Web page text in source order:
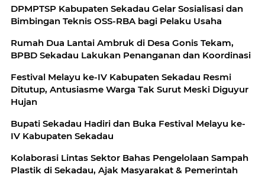
DPMPTSP Kabupaten Sekadau Gelar Sosialisasi dan
Bimbingan Teknis OSS-RBA bagi Pelaku Usaha
Rumah Dua Lantai Ambruk di Desa Gonis Tekam,
BPBD Sekadau Lakukan Penanganan dan Koordinasi
Festival Melayu ke-IV Kabupaten Sekadau Resmi
Ditutup, Antusiasme Warga Tak Surut Meski Diguyur
Hujan
Bupati Sekadau Hadiri dan Buka Festival Melayu ke-
IV Kabupaten Sekadau
Kolaborasi Lintas Sektor Bahas Pengelolaan Sampah
Plastik di Sekadau, Ajak Masyarakat & Pemerintah